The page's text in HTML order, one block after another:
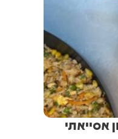
אסייאתי